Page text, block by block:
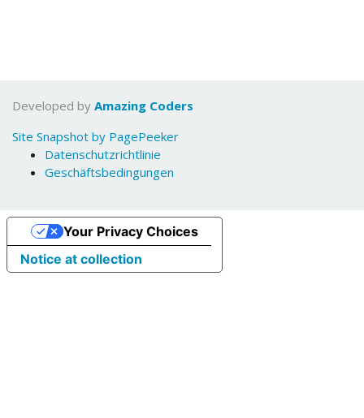
Developed by Amazing Coders
Site Snapshot by PagePeeker
Datenschutzrichtlinie
Geschäftsbedingungen
Notice at collection
Your Privacy Choices